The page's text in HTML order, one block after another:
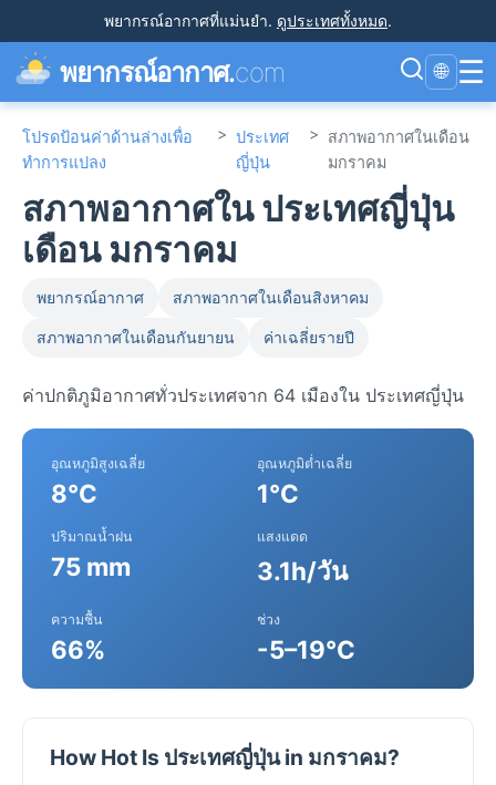
พยากรณ์อากาศที่แม่นยำ. ดูประเทศทั้งหมด.
พยากรณ์อากาศ.com 🌐 ☰
โปรดป้อนค่าด้านล่างเพื่อ
ทำการแปลง
> ประเทศ
ญี่ปุ่น
> สภาพอากาศในเดือน
มกราคม
สภาพอากาศใน ประเทศญี่ปุ่น
เดือน มกราคม
พยากรณ์อากาศ สภาพอากาศในเดือนสิงหาคม
สภาพอากาศในเดือนกันยายน ค่าเฉลี่ยรายปี
ค่าปกติภูมิอากาศทั่วประเทศจาก 64 เมืองใน ประเทศญี่ปุ่น
อุณหภูมิสูงเฉลี่ย
8°C
อุณหภูมิต่ำเฉลี่ย
1°C
ปริมาณน้ำฝน
75 mm
แสงแดด
3.1h/วัน
ความชื้น
66%
ช่วง
-5–19°C
How Hot Is ประเทศญี่ปุ่น in มกราคม?